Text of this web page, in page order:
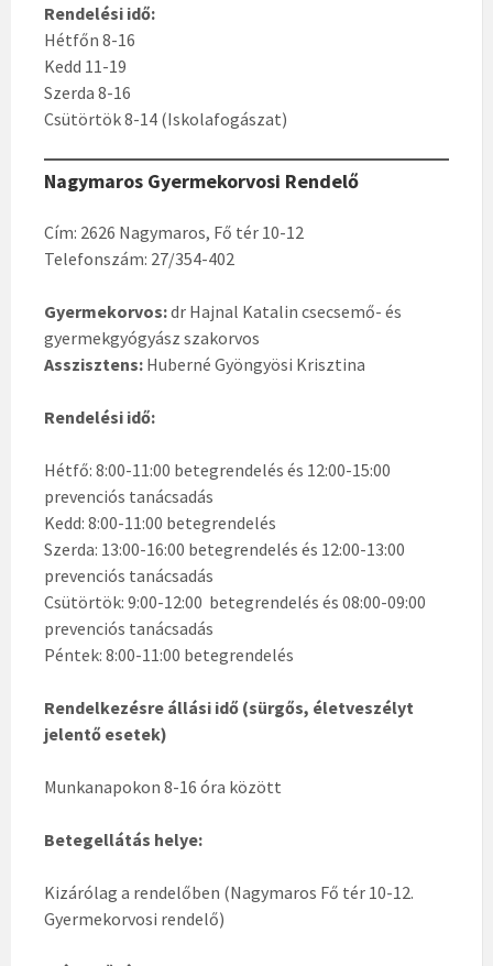
Rendelési idő:
Hétfőn 8-16
Kedd 11-19
Szerda 8-16
Csütörtök 8-14 (Iskolafogászat)
Nagymaros Gyermekorvosi Rendelő
Cím: 2626 Nagymaros, Fő tér 10-12
Telefonszám: 27/354-402
Gyermekorvos:dr Hajnal Katalin csecsemő- és
gyermekgyógyász szakorvos
Asszisztens: Huberné Gyöngyösi Krisztina
Rendelési idő:
Hétfő: 8:00-11:00 betegrendelés és 12:00-15:00
prevenciós tanácsadás
Kedd: 8:00-11:00 betegrendelés
Szerda: 13:00-16:00 betegrendelés és 12:00-13:00
prevenciós tanácsadás
Csütörtök: 9:00-12:00 betegrendelés és 08:00-09:00
prevenciós tanácsadás
Péntek: 8:00-11:00 betegrendelés
Rendelkezésre állási idő (sürgős, életveszélyt
jelentő esetek)
Munkanapokon 8-16 óra között
Betegellátás helye:
Kizárólag a rendelőben (Nagymaros Fő tér 10-12.
Gyermekorvosi rendelő)